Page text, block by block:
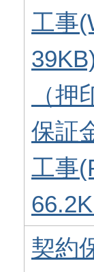
工事
（
保証
工事
契約